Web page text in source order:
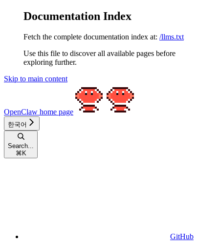
Documentation Index
Fetch the complete documentation index at: /llms.txt
Use this file to discover all available pages before
exploring further.
Skip to main content
OpenClaw home page
한국어
Search...
⌘ K
GitHub